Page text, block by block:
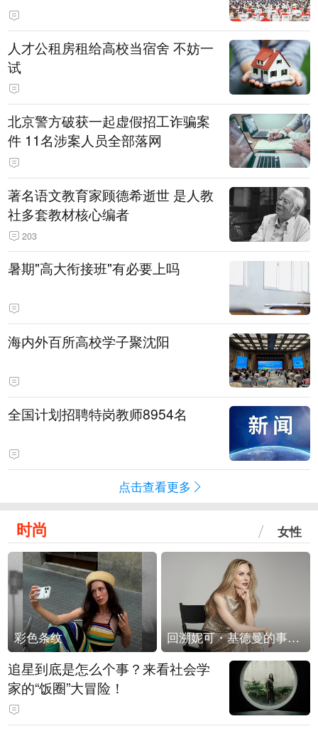
人才公租房租给高校当宿舍 不妨一
试
北京警方破获一起虚假招工诈骗案
件 11名涉案人员全部落网
著名语文教育家顾德希逝世 是人教
社多套教材核心编者
203
暑期"高大衔接班"有必要上吗
海内外百所高校学子聚沈阳
全国计划招聘特岗教师8954名
点击查看更多
时尚 女性
彩色条纹 回溯妮可・基德曼的事业轨迹
追星到底是怎么个事？来看社会学
家的“饭圈”大冒险！